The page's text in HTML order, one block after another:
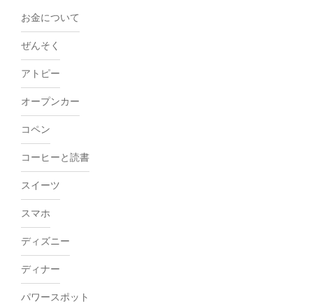
お金について
ぜんそく
アトピー
オープンカー
コペン
コーヒーと読書
スイーツ
スマホ
ディズニー
ディナー
パワースポット